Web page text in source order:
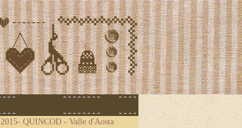
QUINCOD - Valle d'Aosta